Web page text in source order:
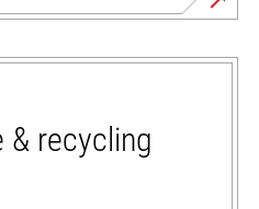
& recycling